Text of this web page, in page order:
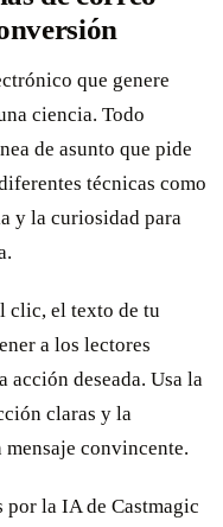
que genere
ciencia. Todo
de asunto que pide
técnicas como
y la curiosidad para
clic, el texto de tu
a los lectores
acción deseada. Usa la
claras y la
convincente.
por la IA de Castmagic